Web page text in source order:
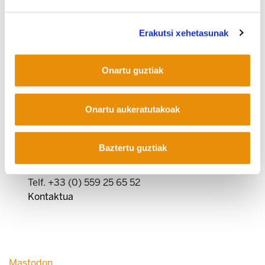
Erakutsi xehetasunak
Onartu guztiak
Onartu aukeratutakoak
Baztertu guztiak
WEB MAPA
IRISGARRITASUNA
Manu Robles-Arangiz Institutua Fundazioa
Telf. +34 94 403 77 99
Corderliers karrika 20 - 64100 Baiona -
Telf. +33 (0) 559 25 65 52
Kontaktua